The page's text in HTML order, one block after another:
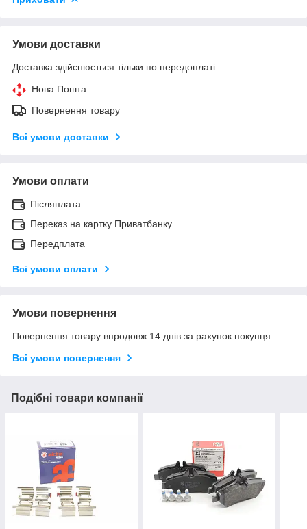
Умови доставки
Доставка здійснюється тільки по передоплаті.
Нова Пошта
Повернення товару
Всі умови доставки
Умови оплати
Післяплата
Переказ на картку Приватбанку
Передплата
Всі умови оплати
Умови повернення
Повернення товару впродовж 14 днів за рахунок покупця
Всі умови повернення
Подібні товари компанії